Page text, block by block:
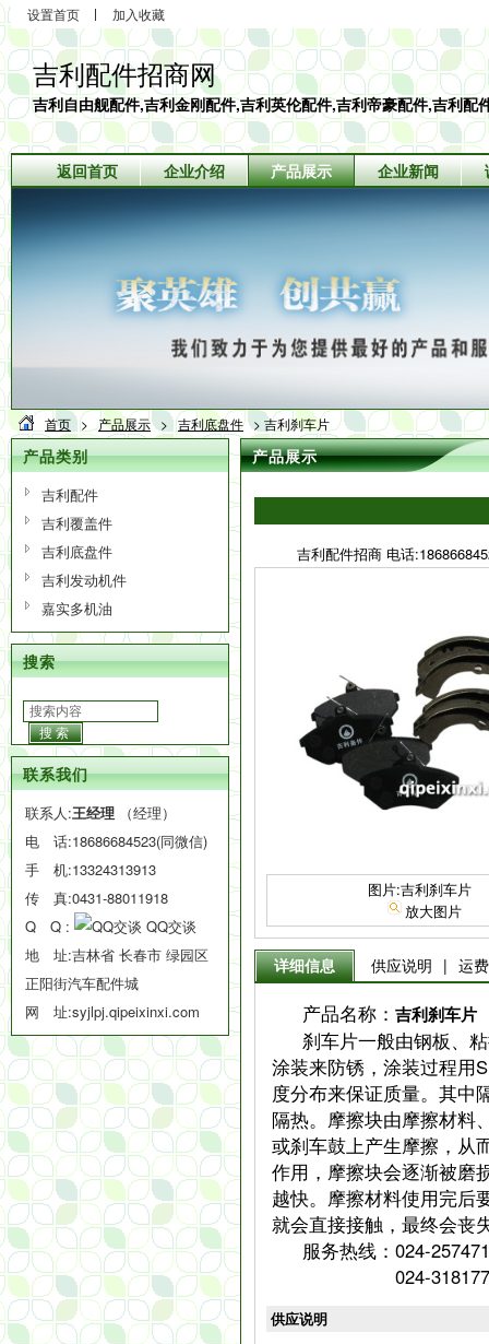
设置首页 加入收藏
吉利配件招商网
吉利自由舰配件,吉利金刚配件,吉利英伦配件,吉利帝豪配件,吉利配
返回首页 企业介绍 产品展示 企业新闻
首页 > 产品展示 > 吉利底盘件 > 吉利刹车片
产品类别
吉利配件
吉利覆盖件
吉利底盘件
吉利发动机件
嘉实多机油
搜索
搜索
联系我们
联系人:王经理 （经理）
电 话:18686684523(同微信)
手 机:13324313913
传 真:0431-88011918
Q Q :
QQ交谈
地 址:吉林省 长春市 绿园区
正阳街汽车配件城
网 址:syjlpj.qipeixinxi.com
产品展示
吉利配件招商 电话
图片:吉利刹车片
放大图片
详细信息 供应说明 | 运
产品名称： 吉利刹车片
刹车片一般由钢板、
涂装来防锈，涂装过程用
度分布来保证质量。其中
隔热。摩擦块由摩擦材料
或刹车鼓上产生摩擦，从
作用，摩擦块会逐渐被磨
越快。摩擦材料使用完后
就会直接接触，最终会丧
服务热线：024-
024-
供应说明